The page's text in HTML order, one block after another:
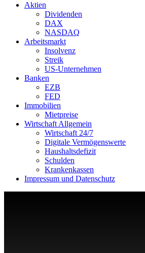
Aktien
Dividenden
DAX
NASDAQ
Arbeitsmarkt
Insolvenz
Streik
US-Unternehmen
Banken
EZB
FED
Immobilien
Mietpreise
Wirtschaft Allgemein
Wirtschaft 24/7
Digitale Vermögenswerte
Haushaltsdefizit
Schulden
Krankenkassen
Impressum und Datenschutz